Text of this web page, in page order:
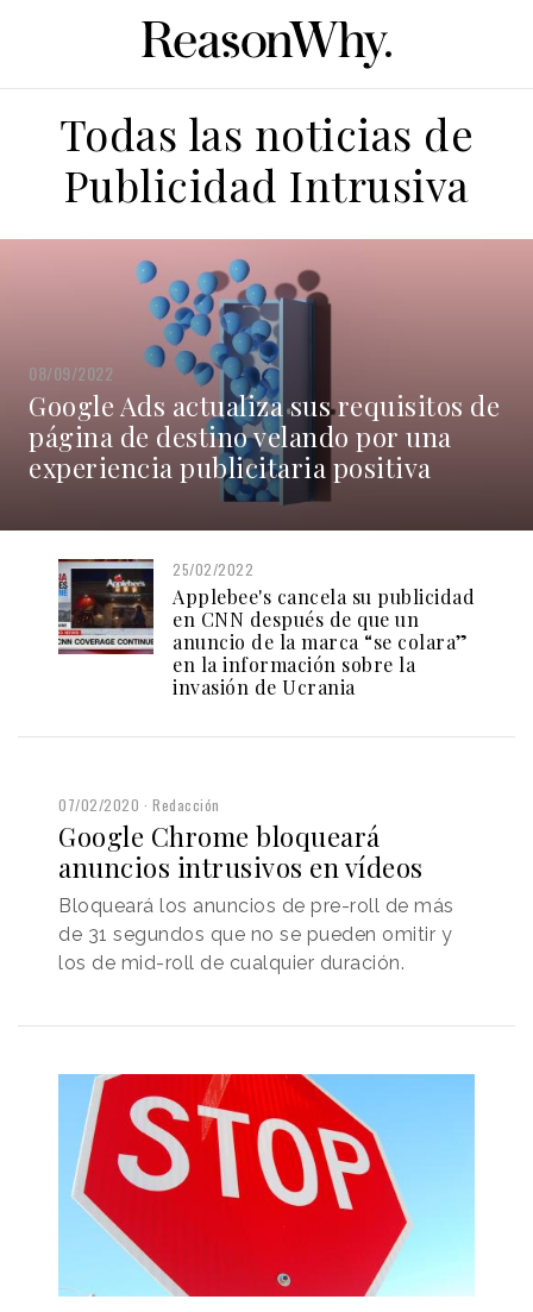
Todas las noticias de
Publicidad Intrusiva
08/09/2022
Google Ads actualiza sus requisitos de
página de destino velando por una
experiencia publicitaria positiva
25/02/2022
Applebee's cancela su publicidad
en CNN después de que un
anuncio de la marca “se colara”
en la información sobre la
invasión de Ucrania
07/02/2020 Redacción
Google Chrome bloqueará
anuncios intrusivos en vídeos
Bloqueará los anuncios de pre-roll de más
de 31 segundos que no se pueden omitir y
los de mid-roll de cualquier duración.